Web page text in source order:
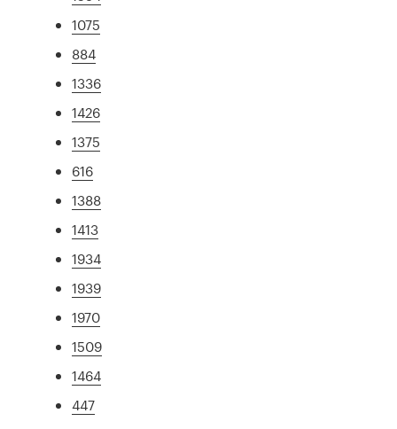
1075
884
1336
1426
1375
616
1388
1413
1934
1939
1970
1509
1464
447